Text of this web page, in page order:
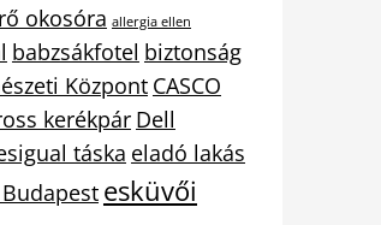
okosóra allergia ellen
babzsákfotel biztonság
Központ CASCO
kerékpár Dell
táska eladó lakás
esküvői